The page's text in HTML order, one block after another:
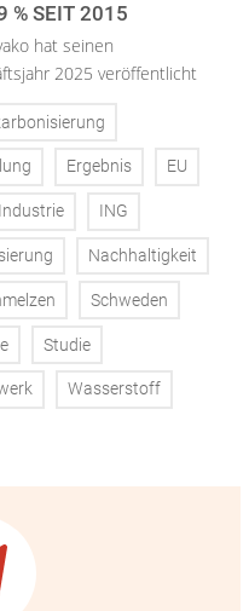
% SEIT 2015
hat seinen
2025 veröffentlicht
Ergebnis EU
Industrie ING
Nachhaltigkeit
Schweden
Studie
Wasserstoff